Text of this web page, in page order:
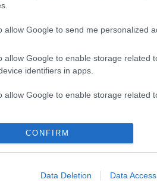
allow Google to send me personalized
allow Google to enable storage related
identifiers in apps.
allow Google to enable storage related
CONFIRM
Data Deletion Data Access
rendezni, csak a barátainkat hívjuk
azt is, hogy kifejezetten